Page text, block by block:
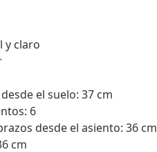
y claro
el suelo: 37 cm
6
desde el asiento: 36 cm
cm